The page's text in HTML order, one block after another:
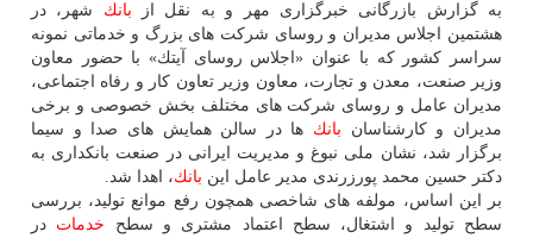
به گزارش بازرگانی خبرگزاری مهر و به نقل از بانك شهر، در
هشتمین اجلاس مدیران و روسای شركت های بزرگ و خدماتی نمونه
سراسر كشور كه با عنوان «اجلاس روسای آیتك» با حضور معاون
وزیر صنعت، معدن و تجارت، معاون وزیر تعاون كار و رفاه اجتماعی،
مدیران عامل و روسای شركت های مختلف بخش خصوصی و برخی
مدیران و كارشناسان بانك ها در سالن همایش های صدا و سیما
برگزار شد، نشان ملی نبوغ و مدیریت ایرانی در صنعت بانكداری به
دكتر حسین محمد پورزرندی مدیر عامل این بانك، اهدا شد.
بر این اساس، مولفه های شاخصی همچون رفع موانع تولید، بررسی
سطح تولید و اشتغال، سطح اعتماد مشتری و سطح خدمات در